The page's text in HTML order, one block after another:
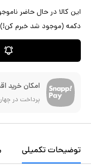
این کالا در حال حاضر
دکمه (موجود شد خبرم
امکان خرید
پرداخت در
توضیحات تکمیلی